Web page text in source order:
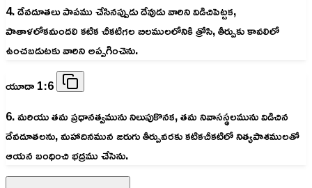
4. దేవదూతలు పాపము చేసినప్పుడు దేవుడు వారిని విడిచిపెట్టక,
పాతాళలోకమందలి కటిక చీకటిగల బిలములలోనికి త్రోసి, తీర్పుకు కావలిలో
ఉంచబడుటకు వారిని అప్పగించెను.
యూదా 1:6
6. మరియు తమ ప్రధానత్వమును నిలుపుకొనక, తమ నివాసస్థలమును విడిచిన
దేవదూతలను, మహాదినమున జరుగు తీర్పువరకు కటికచీకటిలో నిత్యపాశములతో
ఆయన బంధించి భద్రము చేసెను.